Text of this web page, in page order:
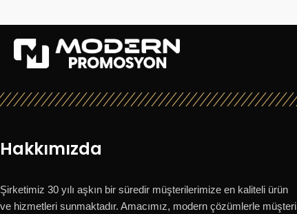
Hakkımızda
Şirketimiz 30 yılı aşkın bir süredir müşterilerimize en kaliteli ürün
ve hizmetleri sunmaktadır. Amacımız, modern çözümlerle müşteri